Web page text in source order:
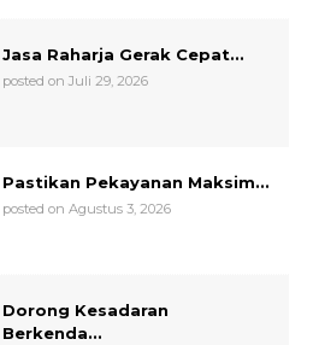
Jasa Raharja Gerak Cepat...
posted on Juli 29, 2026
Pastikan Pekayanan Maksim...
posted on Agustus 3, 2026
Dorong Kesadaran
Berkenda...